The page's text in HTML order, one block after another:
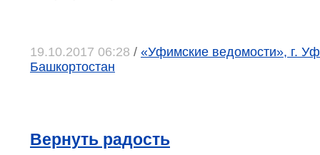
19.10.2017 06:28 / «Уфимские ведомости», г.
Башкортостан
Вернуть радость